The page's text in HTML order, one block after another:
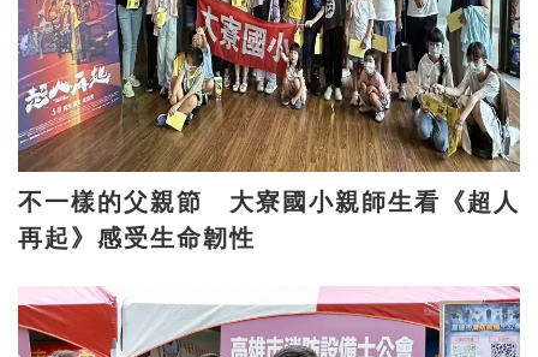
不一樣的父親節 大寮國小親師生看《超人
再起》感受生命韌性